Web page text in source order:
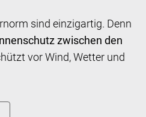
sind einzigartig. Denn
zwischen den
vor Wind, Wetter und